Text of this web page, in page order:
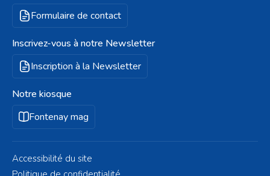
Formulaire de contact
Inscrivez-vous à notre Newsletter
Inscription à la Newsletter
Notre kiosque
Fontenay mag
Accessibilité du site